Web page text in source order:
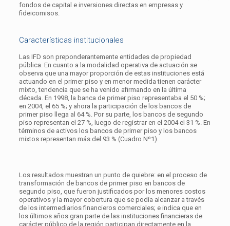
fondos de capital e inversiones directas en empresas y
fideicomisos.
Características institucionales
Las IFD son preponderantemente entidades de propiedad
pública. En cuanto a la modalidad operativa de actuación se
observa que una mayor proporción de estas instituciones está
actuando en el primer piso y en menor medida tienen carácter
mixto, tendencia que se ha venido afirmando en la última
década. En 1998, la banca de primer piso representaba el 50 %;
en 2004, el 65 %; y ahora la participación de los bancos de
primer piso llega al 64 %. Por su parte, los bancos de segundo
piso representan el 27 %, luego de registrar en el 2004 el 31 %. En
términos de activos los bancos de primer piso y los bancos
mixtos representan más del 93 % (Cuadro Nº1).
Los resultados muestran un punto de quiebre: en el proceso de
transformación de bancos de primer piso en bancos de
segundo piso, que fueron justificados por los menores costos
operativos y la mayor cobertura que se podía alcanzar a través
de los intermediarios financieros comerciales; e indica que en
los últimos años gran parte de las instituciones financieras de
carácter público de la región participan directamente en la